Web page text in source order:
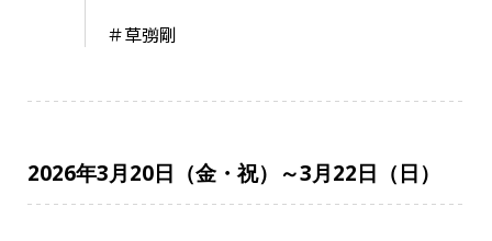
＃草彅剛
2026年3月20日（金・祝）～3月22日（日）